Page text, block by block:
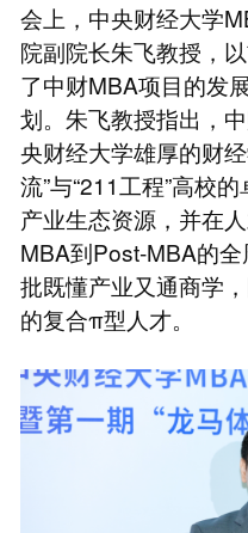
会上，中央财经大学
院副院长朱飞教授，
了中财MBA项目的发
划。朱飞教授指出，
央财经大学雄厚的财
流”与“211工程”高校
产业生态资源，并在
MBA到Post-MBA的
批既懂产业又通商学
的复合π型人才。